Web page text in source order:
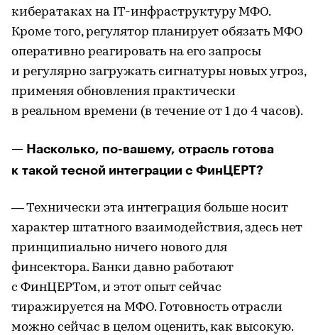
кибератаках на IT-инфраструктуру МФО.
Кроме того, регулятор планирует обязать МФО
оперативно реагировать на его запросы
и регулярно загружать сигнатуры новых угроз,
применяя обновления практически
в реальном времени (в течение от 1 до 4 часов).
— Насколько, по-вашему, отрасль готова
к такой тесной интеграции с ФинЦЕРТ?
— Технически эта интеграция больше носит
характер штатного взаимодействия, здесь нет
принципиально ничего нового для
финсектора. Банки давно работают
с ФинЦЕРТом, и этот опыт сейчас
тиражируется на МФО. Готовность отрасли
можно сейчас в целом оценить, как высокую.